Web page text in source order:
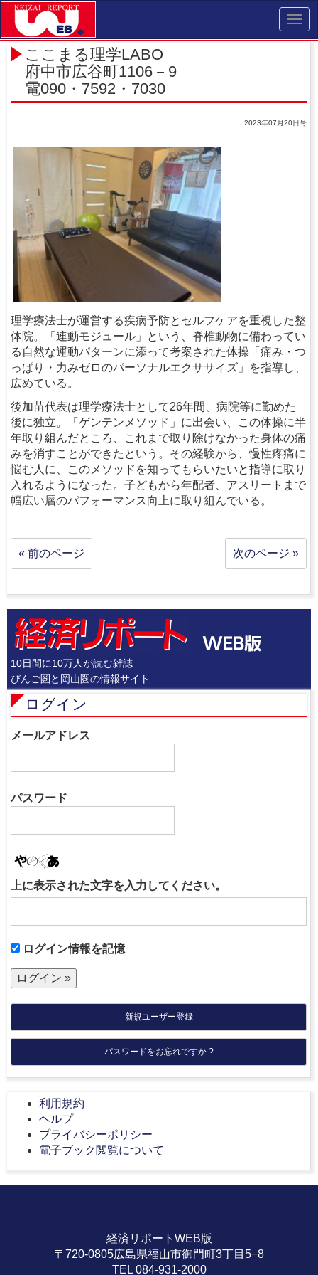
ここまる理学LABO
府中市広谷町1106－9
電090・7592・7030
2023年07月20日号
理学療法士が運営する疾病予防とセルフケアを重視した整
体院。「連動モジュール」という、脊椎動物に備わってい
る自然な運動パターンに添って考案された体操「痛み・つ
っぱり・力みゼロのパーソナルエクササイズ」を指導し、
広めている。
後加苗代表は理学療法士として26年間、病院等に勤めた
後に独立。「ゲンテンメソッド」に出会い、この体操に半
年取り組んだところ、これまで取り除けなかった身体の痛
みを消すことができたという。その経験から、慢性疼痛に
悩む人に、このメソッドを知ってもらいたいと指導に取り
入れるようになった。子どもから年配者、アスリートまで
幅広い層のパフォーマンス向上に取り組んでいる。
« 前のページ 次のページ »
10日間に10万人が読む雑誌
びんご圏と岡山圏の情報サイト
ログイン
メールアドレス
パスワード
上に表示された文字を入力してください。
ログイン情報を記憶
新規ユーザー登録
パスワードをお忘れですか ?
利用規約
ヘルプ
プライバシーポリシー
電子ブック閲覧について
経済リポートWEB版
〒720-0805広島県福山市御門町3丁目5−8
TEL 084-931-2000